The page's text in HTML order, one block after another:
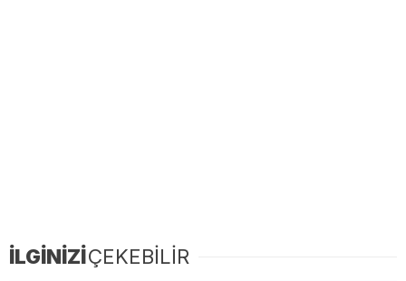
İLGİNİZİÇEKEBİLİR